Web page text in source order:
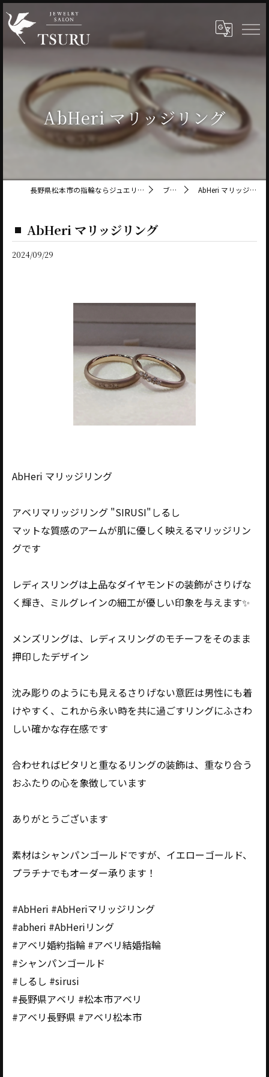
AbHeri マリッジリング
長野県松本市の指輪ならジュエリーサロン鶴 ブログ AbHeri マリッジリング
AbHeri マリッジリング
2024/09/29
AbHeri マリッジリング
アベリマリッジリング "SIRUSI"しるし
マットな質感のアームが肌に優しく映えるマリッジリン
グです
レディスリングは上品なダイヤモンドの装飾がさりげな
く輝き、ミルグレインの細工が優しい印象を与えます✨️
メンズリングは、レディスリングのモチーフをそのまま
押印したデザイン
沈み彫りのようにも見えるさりげない意匠は男性にも着
けやすく、これから永い時を共に過ごすリングにふさわ
しい確かな存在感です
合わせればピタリと重なるリングの装飾は、重なり合う
おふたりの心を象徴しています
ありがとうございます
素材はシャンパンゴールドですが、イエローゴールド、
プラチナでもオーダー承ります！
#AbHeri #AbHeriマリッジリング
#abheri #AbHeriリング
#アベリ婚約指輪 #アベリ結婚指輪
#シャンパンゴールド
#しるし #sirusi
#長野県アベリ #松本市アベリ
#アベリ長野県 #アベリ松本市